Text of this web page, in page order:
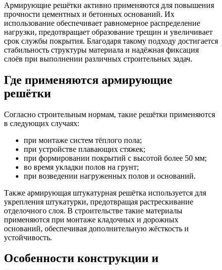
Армирующие решётки активно применяются для повышения
прочности цементных и бетонных оснований. Их
использование обеспечивает равномерное распределение
нагрузки, предотвращает образование трещин и увеличивает
срок службы покрытия. Благодаря такому подходу достигается
стабильность структуры материала и надёжная фиксация
слоёв при выполнении различных строительных задач.
Где применяются армирующие
решётки
Согласно строительным нормам, такие решётки применяются
в следующих случаях:
при монтаже систем тёплого пола;
при устройстве плавающих стяжек;
при формировании покрытий с высотой более 50 мм;
во время укладки полов на грунт;
при возведении нагруженных полов и оснований.
Также армирующая штукатурная решётка используется для
укрепления штукатурки, предотвращая растрескивание
отделочного слоя. В строительстве такие материалы
применяются при монтаже кладочных и дорожных
оснований, обеспечивая дополнительную жёсткость и
устойчивость.
Особенности конструкции и